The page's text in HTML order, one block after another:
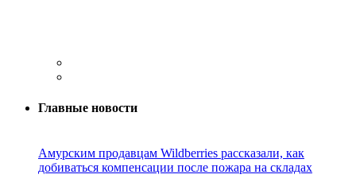
Главные новости
Амурским продавцам Wildberries рассказали, как
добиваться компенсации после пожара на складах